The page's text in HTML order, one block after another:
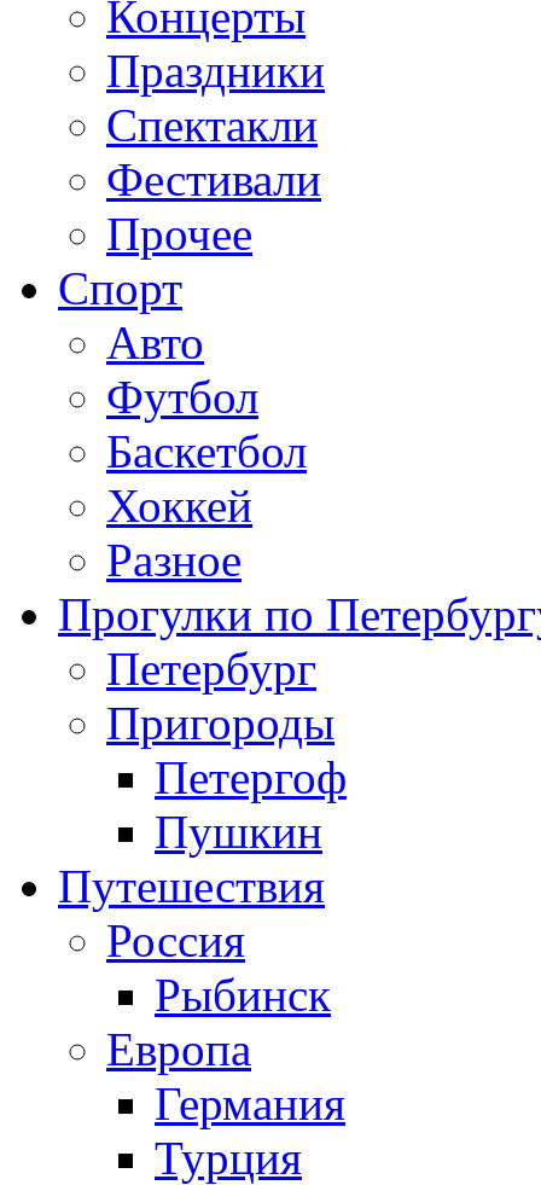
Концерты
Праздники
Спектакли
Фестивали
Прочее
Спорт
Авто
Футбол
Баскетбол
Хоккей
Разное
Прогулки по
Петербург
Пригороды
Петергоф
Пушкин
Путешествия
Россия
Рыбинск
Европа
Германия
Турция